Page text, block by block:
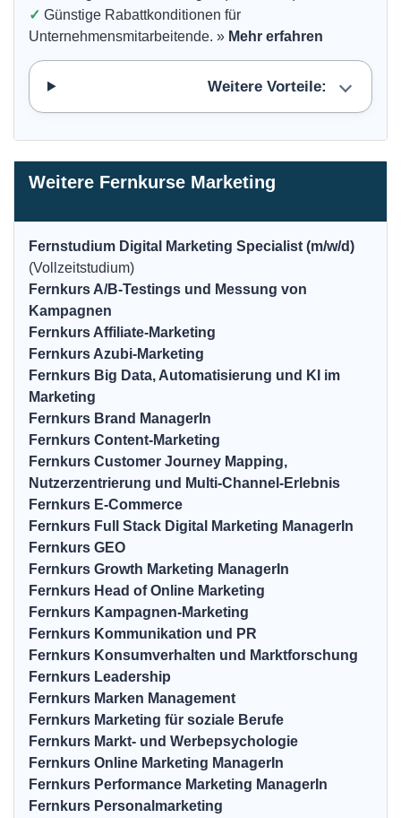
✓ Günstige Rabattkonditionen für
Unternehmensmitarbeitende. » Mehr erfahren
Weitere Vorteile:
Weitere Fernkurse Marketing
Fernstudium Digital Marketing Specialist (m/w/d)
(Vollzeitstudium)
Fernkurs A/B-Testings und Messung von
Kampagnen
Fernkurs Affiliate-Marketing
Fernkurs Azubi-Marketing
Fernkurs Big Data, Automatisierung und KI im
Marketing
Fernkurs Brand ManagerIn
Fernkurs Content-Marketing
Fernkurs Customer Journey Mapping,
Nutzerzentrierung und Multi-Channel-Erlebnis
Fernkurs E-Commerce
Fernkurs Full Stack Digital Marketing ManagerIn
Fernkurs GEO
Fernkurs Growth Marketing ManagerIn
Fernkurs Head of Online Marketing
Fernkurs Kampagnen-Marketing
Fernkurs Kommunikation und PR
Fernkurs Konsumverhalten und Marktforschung
Fernkurs Leadership
Fernkurs Marken Management
Fernkurs Marketing für soziale Berufe
Fernkurs Markt- und Werbepsychologie
Fernkurs Online Marketing ManagerIn
Fernkurs Performance Marketing ManagerIn
Fernkurs Personalmarketing